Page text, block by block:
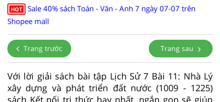
HOT
Sale 40% sách Toán - Văn - Anh 7 ngày 07-07 trên
Shopee mall
Trang trước Trang sau
Với lời giải sách bài tập Lịch Sử 7 Bài 11: Nhà Lý
xây dựng và phát triển đất nước (1009 - 1225)
sách Kết nối tri thức hay nhất, ngắn gọn sẽ giúp